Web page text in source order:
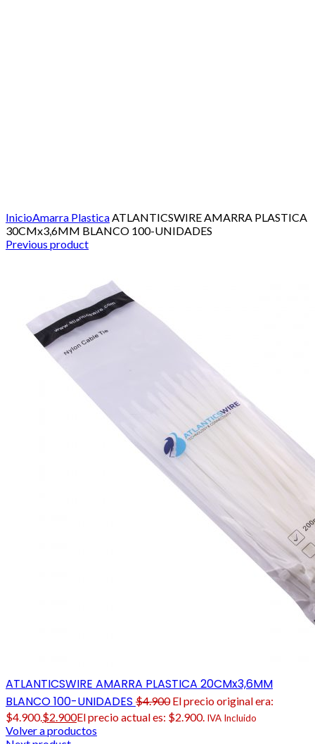
InicioAmarra Plastica ATLANTICSWIRE AMARRA PLASTICA
30CMx3,6MM BLANCO 100-UNIDADES
Previous product
ATLANTICSWIRE AMARRA PLASTICA 20CMx3,6MM
BLANCO 100-UNIDADES $4.900 El precio original era:
$4.900.$2.900El precio actual es: $2.900. IVA Incluido
Volver a productos